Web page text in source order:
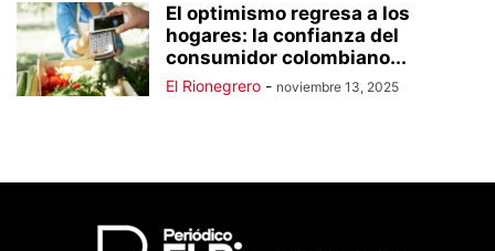
El optimismo regresa a los
hogares: la confianza del
consumidor colombiano...
El Rionegrero - noviembre 13, 2025